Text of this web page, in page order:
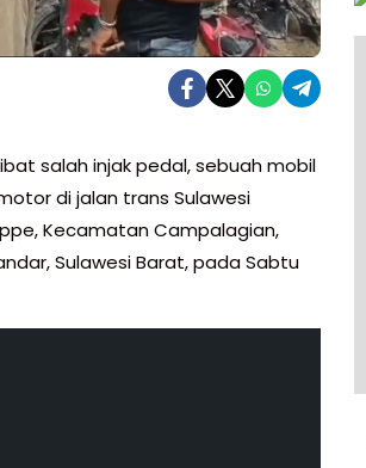
salah injak pedal, sebuah mobil
di jalan trans Sulawesi
Kecamatan Campalagian,
Sulawesi Barat, pada Sabtu